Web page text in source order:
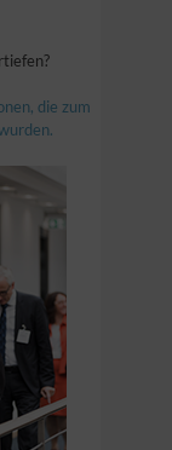
die zum